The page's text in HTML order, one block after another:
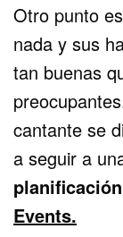
Otro punto
nada y sus
tan buenas
cantante se
a seguir a
Events.